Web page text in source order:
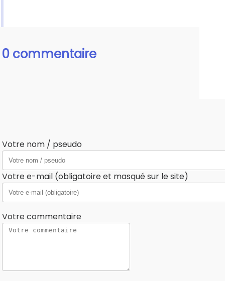
0 commentaire
Votre nom / pseudo
Votre e-mail (obligatoire et masqué sur le site)
Votre commentaire